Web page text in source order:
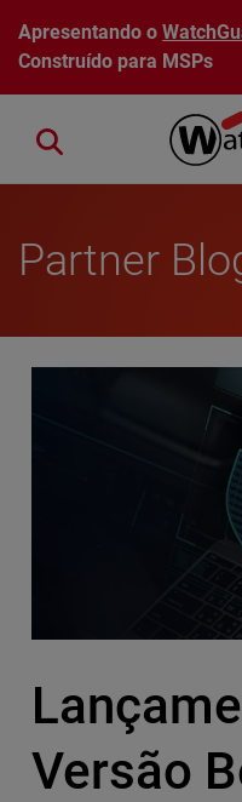
Pular para o conteúdo
Apresentando o
Construído para MSPs
Close search
Partner
Versão